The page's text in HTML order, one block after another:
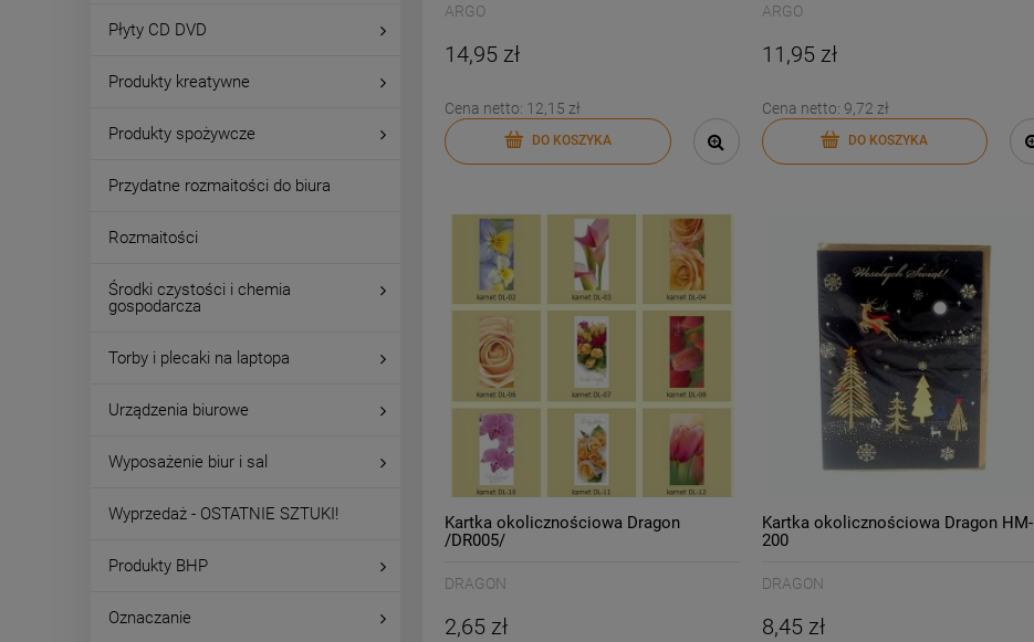
Płyty CD DVD
Produkty kreatywne
Produkty spożywcze
Przydatne rozmaitości do biura
Rozmaitości
Środki czystości i chemia
gospodarcza
Torby i plecaki na laptopa
Urządzenia biurowe
Wyposażenie biur i sal
Wyprzedaż - OSTATNIE SZTUKI!
Produkty BHP
Oznaczanie
ARGO
14,95 zł
Cena netto: 12,15 zł
DO KOSZYKA
ARGO
11,95 zł
Cena netto: 9,72 zł
DO KOSZYKA
Kartka okolicznościowa Dragon
/DR005/
DRAGON
2,65 zł
Kartka okolicznościowa Dragon HM-
200
DRAGON
8,45 zł